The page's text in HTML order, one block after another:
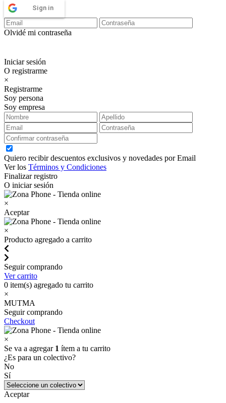
Sign in
Olvidé mi contraseña
Iniciar sesión
O registrarme
×
Registrarme
Soy persona
Soy empresa
Quiero recibir descuentos exclusivos y novedades por Email
Ver los Términos y Condiciones
Finalizar registro
O iniciar sesión
×
Aceptar
×
Producto agregado a carrito
Seguir comprando
Ver carrito
0 item(s) agregado tu carrito
×
MUTMA
Seguir comprando
Checkout
×
Se va a agregar 1 ítem a tu carrito
¿Es para un colectivo?
No
Sí
Aceptar